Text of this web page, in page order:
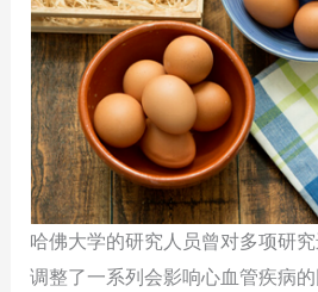
哈佛大学的研究人员曾对多项研
调整了一系列会影响心血管疾病